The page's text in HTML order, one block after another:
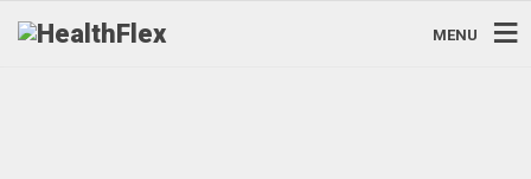
MENU